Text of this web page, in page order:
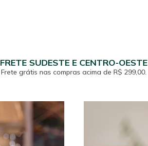
FRETE SUDESTE E CENTRO-OESTE
Frete grátis nas compras acima de R$ 299,00.